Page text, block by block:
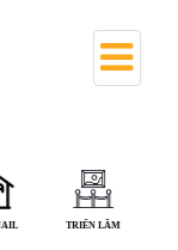
VĂN PHÒNG